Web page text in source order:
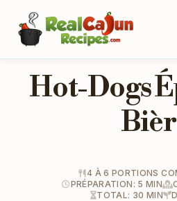
Hot-Dogs
4 À 6 PORTIONS
PRÉPARATION: 5 MIN
TOTAL: 30 MIN